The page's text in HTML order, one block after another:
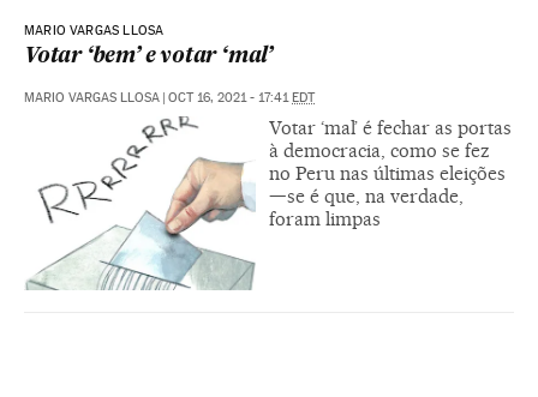
MARIO VARGAS LLOSA
Votar ‘bem’ e votar ‘mal’
MARIO VARGAS LLOSA OCT 16, 2021 - 17:41 EDT
Votar ‘mal’ é fechar as portas
à democracia, como se fez
no Peru nas últimas eleições
—se é que, na verdade,
foram limpas